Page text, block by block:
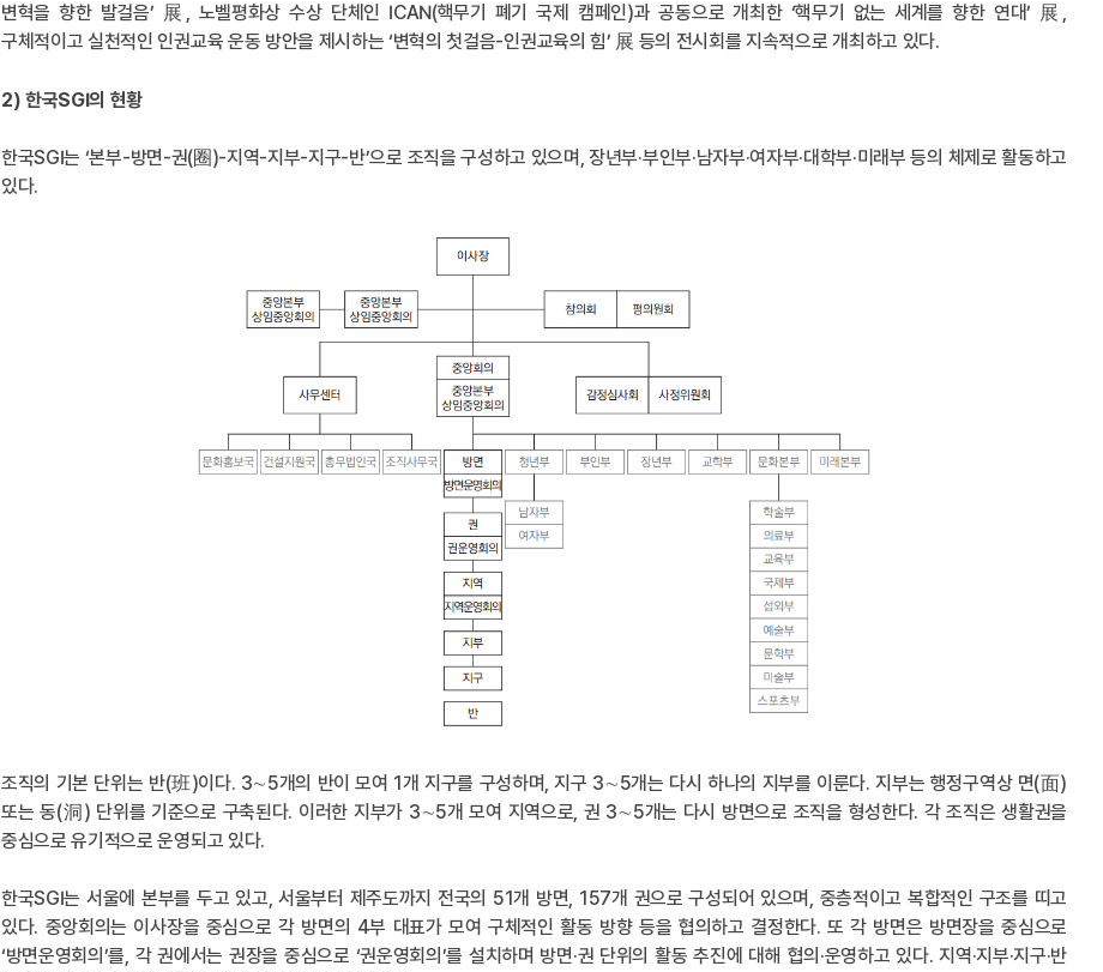
변혁을 향한 발걸음’ 展, 노벨평화상 수상 단체인 ICAN(핵무기 폐기 국제 캠페인)과 공동으로 개최한 ‘핵무기 없는 세계를 향한 연대’ 展,
구체적이고 실천적인 인권교육 운동 방안을 제시하는 ‘변혁의 첫걸음-인권교육의 힘’ 展 등의 전시회를 지속적으로 개최하고 있다.
2) 한국SGI의 현황
한국SGI는 ‘본부-방면-권(圈)-지역-지부-지구-반’으로 조직을 구성하고 있으며, 장년부·부인부·남자부·여자부·대학부·미래부 등의 체제로 활동하고
있다.
조직의 기본 단위는 반(班)이다. 3∼5개의 반이 모여 1개 지구를 구성하며, 지구 3∼5개는 다시 하나의 지부를 이룬다. 지부는 행정구역상 면(面)
또는 동(洞) 단위를 기준으로 구축된다. 이러한 지부가 3∼5개 모여 지역으로, 권 3∼5개는 다시 방면으로 조직을 형성한다. 각 조직은 생활권을
중심으로 유기적으로 운영되고 있다.
한국SGI는 서울에 본부를 두고 있고, 서울부터 제주도까지 전국의 51개 방면, 157개 권으로 구성되어 있으며, 중층적이고 복합적인 구조를 띠고
있다. 중앙회의는 이사장을 중심으로 각 방면의 4부 대표가 모여 구체적인 활동 방향 등을 협의하고 결정한다. 또 각 방면은 방면장을 중심으로
‘방면운영회의’를, 각 권에서는 권장을 중심으로 ‘권운영회의’를 설치하며 방면·권 단위의 활동 추진에 대해 협의·운영하고 있다. 지역·지부·지구·반